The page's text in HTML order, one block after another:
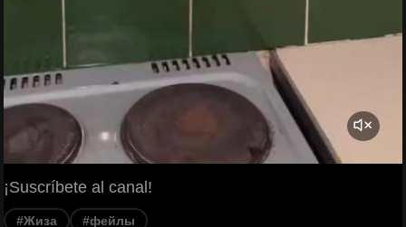
¡Suscríbete al canal!
#Жиза #фейлы